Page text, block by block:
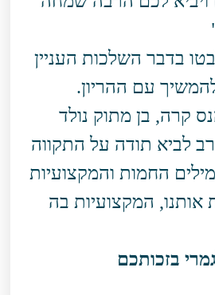
בדבר השלכות העניין
עם ההריון.
קרה, בן מתוק נולד
לביא תודה על התקווה
החמות והמקצועיות
אותנו, המקצועיות בה
בזכותכם